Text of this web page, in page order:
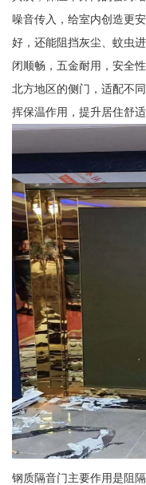
噪音传入，给室内创造更
好，还能阻挡灰尘、蚊虫
闭顺畅，五金耐用，安全
北方地区的侧门，适配不
挥保温作用，提升居住舒适
钢质隔音门主要作用是阻